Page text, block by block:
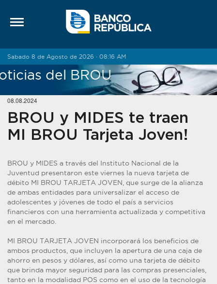
Sabado 8 de Agosto de 2026 · 08:16 AM
del BROU
08.08.2024
BROU y MIDES te traen
MI BROU Tarjeta Joven!
BROU y MIDES a través del Instituto Nacional de la
Juventud presentaron este viernes la nueva tarjeta de
débito MI BROU TARJETA JOVEN, que surge de la alianza
de ambas entidades para universalizar el acceso de
adolescentes y jóvenes de todo el país a servicios
financieros con una herramienta actualizada y competitiva
en el mercado.
MI BROU TARJETA JOVEN incorporará los beneficios de
ambos productos, que incluyen la apertura de una caja de
ahorro en pesos y dólares, así como una tarjeta de débito
que brinda mayor seguridad para las compras presenciales,
tanto en la modalidad POS como en el uso de la tecnología